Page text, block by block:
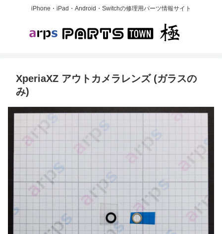
iPhone・iPad・Android・Switchの修理用パーツ情報サイト
XperiaXZ アウトカメラレンズ (ガラスの
み)